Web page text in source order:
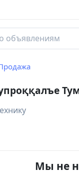
Мы не